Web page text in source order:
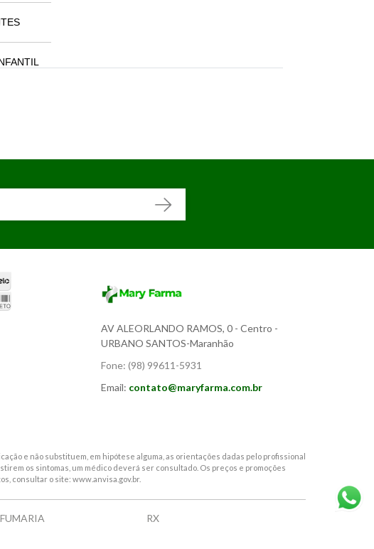
AV ALEORLANDO RAMOS, 0 - Centro -
URBANO SANTOS-Maranhão
Fone: (98) 99611-5931
Email: contato@maryfarma.com.br
e não substituem, em hipótese alguma, as orientações dadas pelo profissional
os sintomas, um médico deverá ser consultado. Os preços e promoções
consultar o site: www.anvisa.gov.br.
RX